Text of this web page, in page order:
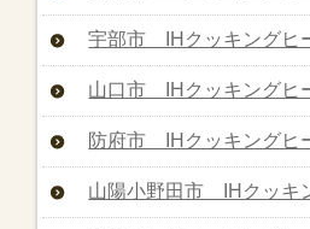
宇部市 IHクッキングヒ
山口市 IHクッキングヒ
防府市 IHクッキングヒ
山陽小野田市 IHクッキ